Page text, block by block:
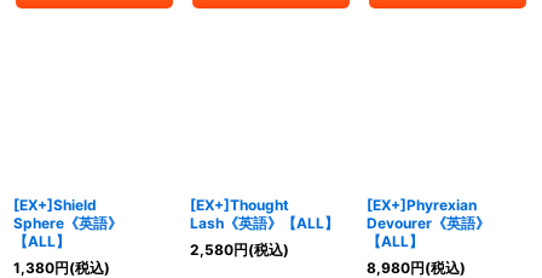
[EX+]Shield
Sphere《英語》
【ALL】
1,380円(税込)
[EX+]Thought
Lash《英語》【ALL】
2,580円(税込)
[EX+]Phyrexian
Devourer《英語》
【ALL】
8,980円(税込)